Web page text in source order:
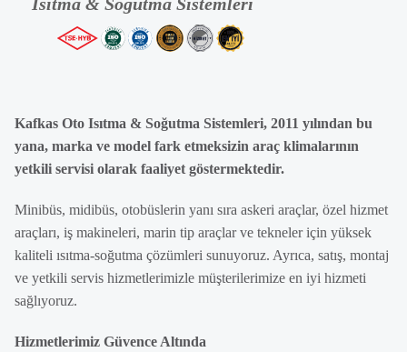
Kafkas Oto Isıtma & Soğutma Sistemleri, 2011 yılından bu
yana, marka ve model fark etmeksizin araç klimalarının
yetkili servisi olarak faaliyet göstermektedir.
Minibüs, midibüs, otobüslerin yanı sıra askeri araçlar, özel hizmet
araçları, iş makineleri, marin tip araçlar ve tekneler için yüksek
kaliteli ısıtma-soğutma çözümleri sunuyoruz. Ayrıca, satış, montaj
ve yetkili servis hizmetlerimizle müşterilerimize en iyi hizmeti
sağlıyoruz.
Hizmetlerimiz Güvence Altında